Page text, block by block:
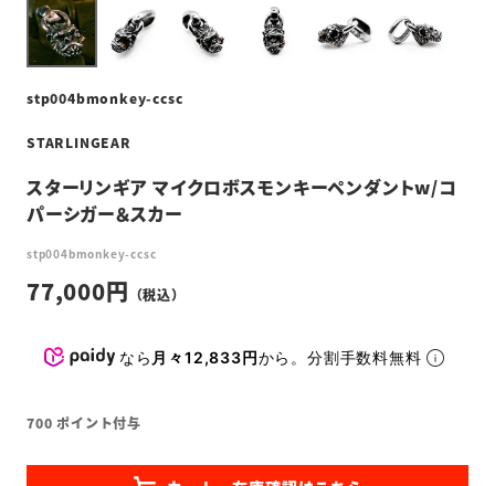
stp004bmonkey-ccsc
STARLINGEAR
スターリンギア マイクロボスモンキーペンダントw/コ
パーシガー＆スカー
stp004bmonkey-ccsc
77,000
なら 月々12,833円から。分割手数料無料
700 ポイント付与